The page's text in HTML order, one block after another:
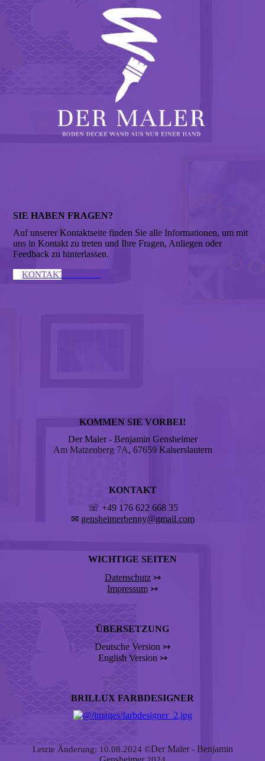
SIE HABEN FRAGEN?
Auf unserer Kontaktseite finden Sie alle Informationen, um mit
uns in Kontakt zu treten und Ihre Fragen, Anliegen oder
Feedback zu hinterlassen.
KONTAKTIEREN ↣
KOMMEN SIE VORBEI!
Der Maler - Benjamin Gensheimer
Am Matzenberg 7A, 67659 Kaiserslautern
KONTAKT
☏ +49 176 622 668 35
✉ gensheimerbenny@gmail.com
WICHTIGE SEITEN
Datenschutz↣
Impressum ↣
ÜBERSETZUNG
Deutsche Version ↣
English Version ↣
BRILLUX FARBDESIGNER
Letzte Änderung: 10.08.2024 ©Der Maler - Benjamin